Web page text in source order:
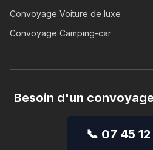
Convoyage Voiture de luxe
Convoyage Camping-car
Besoin d'un
📞 07 45